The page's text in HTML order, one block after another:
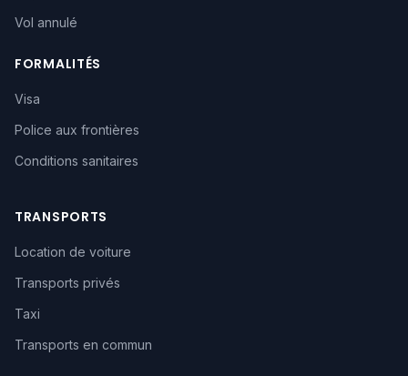
Vol annulé
FORMALITÉS
Visa
Police aux frontières
Conditions sanitaires
TRANSPORTS
Location de voiture
Transports privés
Taxi
Transports en commun